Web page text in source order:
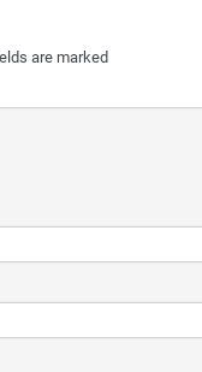
are marked